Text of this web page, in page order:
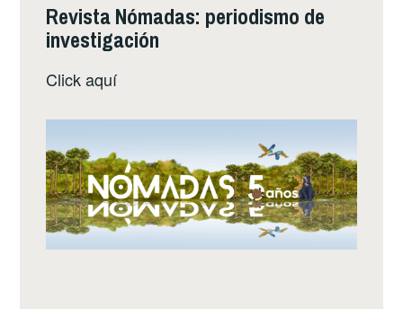
Revista Nómadas: periodismo de
investigación
Clickaquí